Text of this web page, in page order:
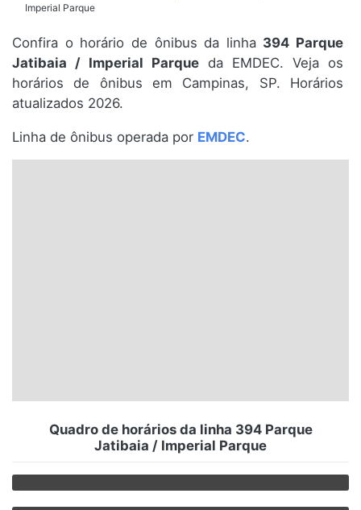
Espírito Santo
Paraná
Santa Catarina
Imperial Parque
Confira o horário de ônibus da linha 394 Parque
Jatibaia / Imperial Parque da EMDEC. Veja os
horários de ônibus em Campinas, SP. Horários
atualizados 2026.
Linha de ônibus operada por EMDEC.
Quadro de horários da linha 394 Parque
Jatibaia / Imperial Parque